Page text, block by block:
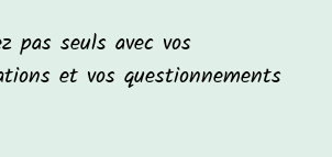
pas seuls avec vos
et vos questionnements